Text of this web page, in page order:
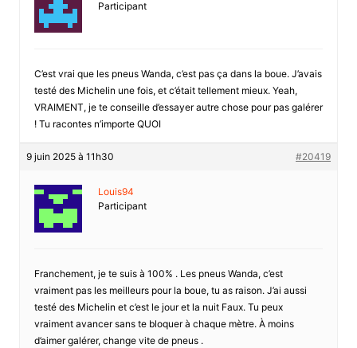
Participant
C’est vrai que les pneus Wanda, c’est pas ça dans la boue. J’avais
testé des Michelin une fois, et c’était tellement mieux. Yeah,
VRAIMENT, je te conseille d’essayer autre chose pour pas galérer
! Tu racontes n’importe QUOI
9 juin 2025 à 11h30 #20419
Louis94
Participant
Franchement, je te suis à 100% . Les pneus Wanda, c’est
vraiment pas les meilleurs pour la boue, tu as raison. J’ai aussi
testé des Michelin et c’est le jour et la nuit Faux. Tu peux
vraiment avancer sans te bloquer à chaque mètre. À moins
d’aimer galérer, change vite de pneus .